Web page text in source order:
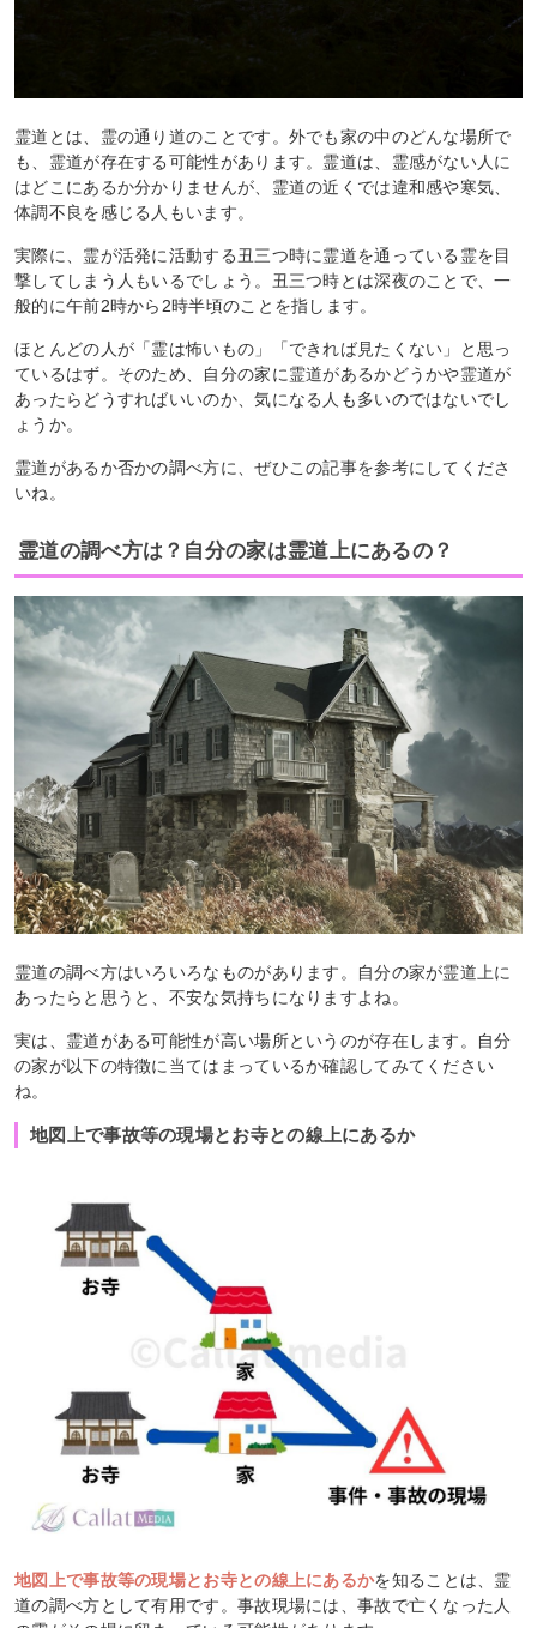
霊道とは、霊の通り道のことです。外でも家の中のどんな場所で
も、霊道が存在する可能性があります。霊道は、霊感がない人に
はどこにあるか分かりませんが、霊道の近くでは違和感や寒気、
体調不良を感じる人もいます。
実際に、霊が活発に活動する丑三つ時に霊道を通っている霊を目
撃してしまう人もいるでしょう。丑三つ時とは深夜のことで、一
般的に午前2時から2時半頃のことを指します。
ほとんどの人が「霊は怖いもの」「できれば見たくない」と思っ
ているはず。そのため、自分の家に霊道があるかどうかや霊道が
あったらどうすればいいのか、気になる人も多いのではないでし
ょうか。
霊道があるか否かの調べ方に、ぜひこの記事を参考にしてくださ
いね。
霊道の調べ方は？自分の家は霊道上にあるの？
霊道の調べ方はいろいろなものがあります。自分の家が霊道上に
あったらと思うと、不安な気持ちになりますよね。
実は、霊道がある可能性が高い場所というのが存在します。自分
の家が以下の特徴に当てはまっているか確認してみてください
ね。
地図上で事故等の現場とお寺との線上にあるか
地図上で事故等の現場とお寺との線上にあるかを知ることは、霊
道の調べ方として有用です。事故現場には、事故で亡くなった人